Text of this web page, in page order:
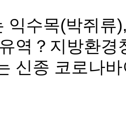
익수목(박쥐류
역？지방환
신종 코로나